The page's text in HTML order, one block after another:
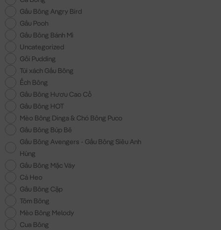
Gấu Bông Angry Bird
Gấu Pooh
Gấu Bông Bánh Mì
Uncategorized
Gối Pudding
Túi xách Gấu Bông
Ếch Bông
Gấu Bông Hươu Cao Cổ
Gấu Bông HOT
Mèo Bông Dinga & Chó Bông Puco
Gấu Bông Búp Bê
Gấu Bông Avengers - Gấu Bông Siêu Anh
Hùng
Gấu Bông Mặc Váy
Cá Heo
Gấu Bông Cặp
Tôm Bông
Mèo Bông Melody
Cua Bông